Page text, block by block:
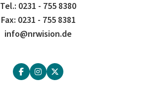
Tel.: 0231 - 755 8380
Fax: 0231 - 755 8381
info@nrwision.de